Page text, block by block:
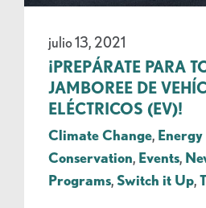
julio 13, 2021
¡PREPÁRATE PARA
JAMBOREE DE
ELÉCTRICOS (EV)!
Climate Change, Energy
Conservation, Events,
Programs, Switch it Up,